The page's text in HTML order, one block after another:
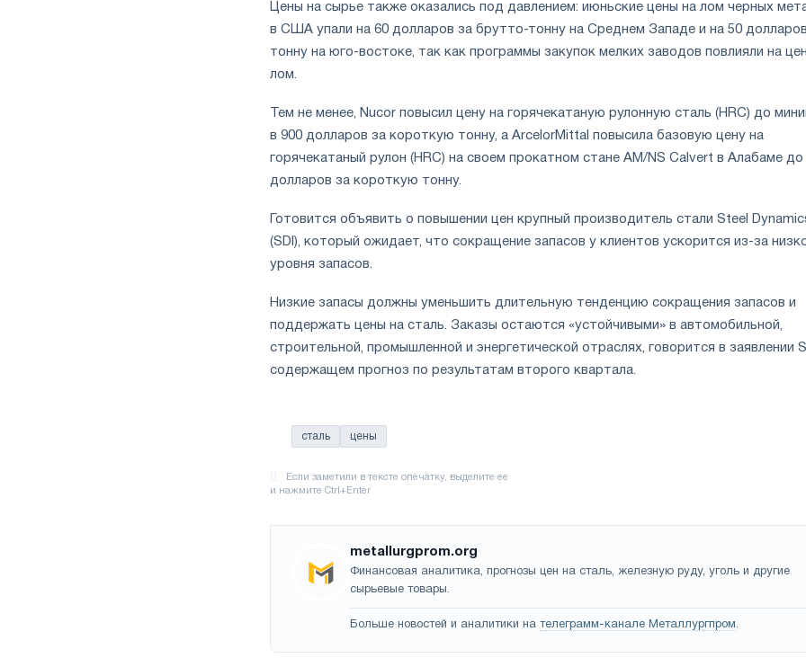
Цены на сырье также оказались под давлением: июньские цены на лом черных
в США упали на 60 долларов за брутто-тонну на Среднем Западе и на 50
тонну на юго-востоке, так как программы закупок мелких заводов повлияли на
лом.
Тем не менее, Nucor повысил цену на горячекатаную рулонную сталь (HRC) до
в 900 долларов за короткую тонну, а ArcelorMittal повысила базовую цену на
горячекатаный рулон (HRC) на своем прокатном стане AM/NS Calvert в Алабаме до
долларов за короткую тонну.
Готовится объявить о повышении цен крупный производитель стали Steel
(SDI), который ожидает, что сокращение запасов у клиентов ускорится из-за
уровня запасов.
Низкие запасы должны уменьшить длительную тенденцию сокращения запасов и
поддержать цены на сталь. Заказы остаются «устойчивыми» в автомобильной,
строительной, промышленной и энергетической отраслях, говорится в заявлении
содержащем прогноз по результатам второго квартала.
сталь цены
metallurgprom.org
Финансовая аналитика, прогнозы цен на сталь, железную руду, уголь и другие
сырьевые товары.
Больше новостей и аналитики на телеграмм-канале Металлургпром.